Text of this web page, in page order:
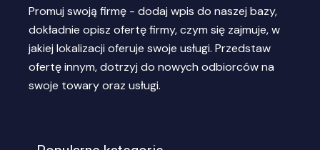
Promuj swoją firmę - dodaj wpis do naszej bazy,
dokładnie opisz ofertę firmy, czym się zajmuje, w
jakiej lokalizacji oferuje swoje usługi. Przedstaw
ofertę innym, dotrzyj do nowych odbiorców na
swoje towary oraz usługi.